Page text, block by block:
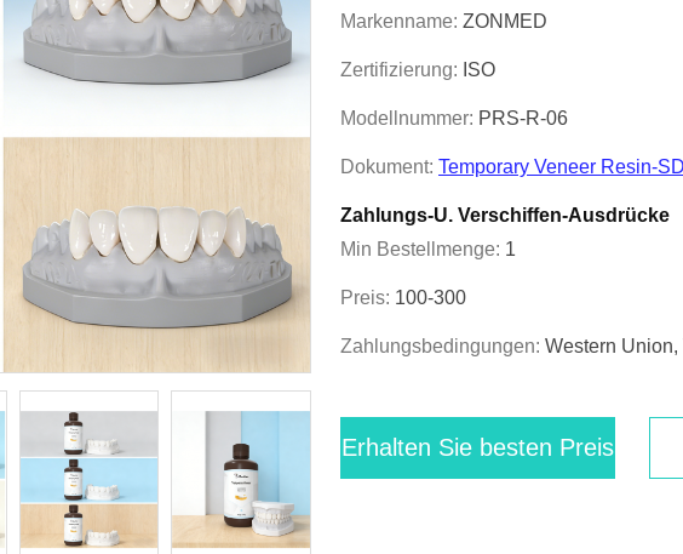
Markenname: ZONMED
Zertifizierung: ISO
Modellnummer: PRS-R-06
Dokument: Temporary Veneer Resin-
Zahlungs-U. Verschiffen-Ausdrücke
Min Bestellmenge: 1
Preis: 100-300
Zahlungsbedingungen: Western Union,
Erhalten Sie besten Preis